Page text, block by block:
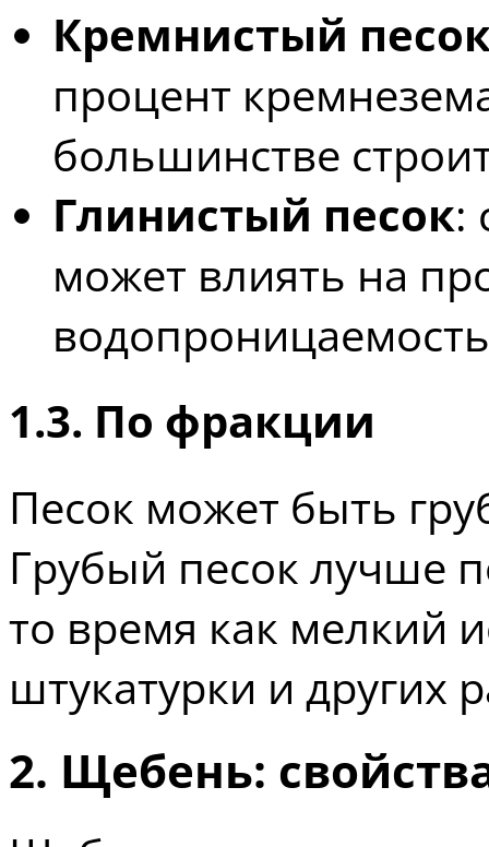
Кремнистый
процент
большинстве
Глинистый песок:
может влиять на
1.3. По фракции
Песок может быть
Грубый песок лучше
то время как мелкий
штукатурки и других
2. Щебень: